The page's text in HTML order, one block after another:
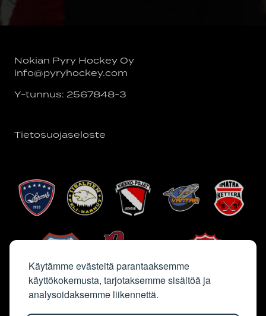
Käytämme evästeitä parantaaksemme
käyttökokemusta, tarjotaksemme sisältöä ja
analysoidaksemme liikennettä.
Nokian Pyry Hockey Oy
info@pyryhockey.com
Y-tunnus: 2567848-3
Tietosuojaseloste